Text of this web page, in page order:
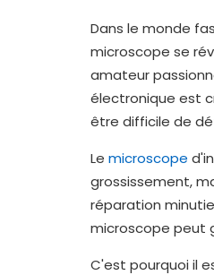
Dans le monde
microscope se
amateur
électronique est
être difficile de
Le microscope
grossissement,
réparation
microscope peut
C'est pourquoi il